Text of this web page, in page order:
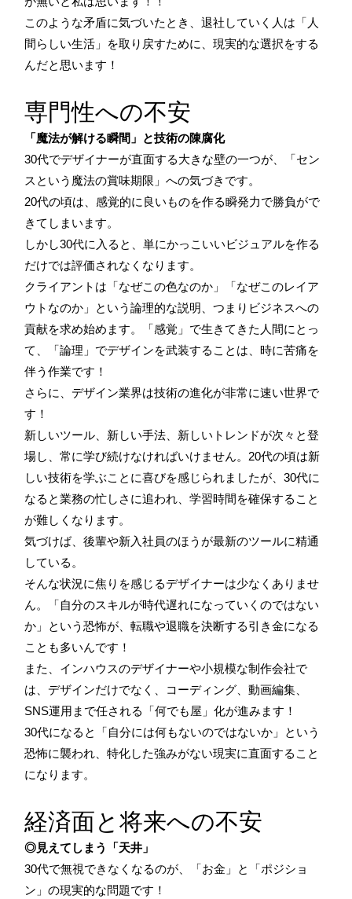
このような矛盾に気づいたとき、退社していく人は「人
間らしい生活」を取り戻すために、現実的な選択をする
んだと思います！
専門性への不安
「魔法が解ける瞬間」と技術の陳腐化
30代でデザイナーが直面する大きな壁の一つが、「セン
スという魔法の賞味期限」への気づきです。
20代の頃は、感覚的に良いものを作る瞬発力で勝負がで
きてしまいます。
しかし30代に入ると、単にかっこいいビジュアルを作る
だけでは評価されなくなります。
クライアントは「なぜこの色なのか」「なぜこのレイア
ウトなのか」という論理的な説明、つまりビジネスへの
貢献を求め始めます。「感覚」で生きてきた人間にとっ
て、「論理」でデザインを武装することは、時に苦痛を
伴う作業です！
さらに、デザイン業界は技術の進化が非常に速い世界で
す！
新しいツール、新しい手法、新しいトレンドが次々と登
場し、常に学び続けなければいけません。20代の頃は新
しい技術を学ぶことに喜びを感じられましたが、30代に
なると業務の忙しさに追われ、学習時間を確保すること
が難しくなります。
気づけば、後輩や新入社員のほうが最新のツールに精通
している。
そんな状況に焦りを感じるデザイナーは少なくありませ
ん。「自分のスキルが時代遅れになっていくのではない
か」という恐怖が、転職や退職を決断する引き金になる
ことも多いんです！
また、インハウスのデザイナーや小規模な制作会社で
は、デザインだけでなく、コーディング、動画編集、
SNS運用まで任される「何でも屋」化が進みます！
30代になると「自分には何もないのではないか」という
恐怖に襲われ、特化した強みがない現実に直面すること
になります。
経済面と将来への不安
◎見えてしまう「天井」
30代で無視できなくなるのが、「お金」と「ポジショ
ン」の現実的な問題です！